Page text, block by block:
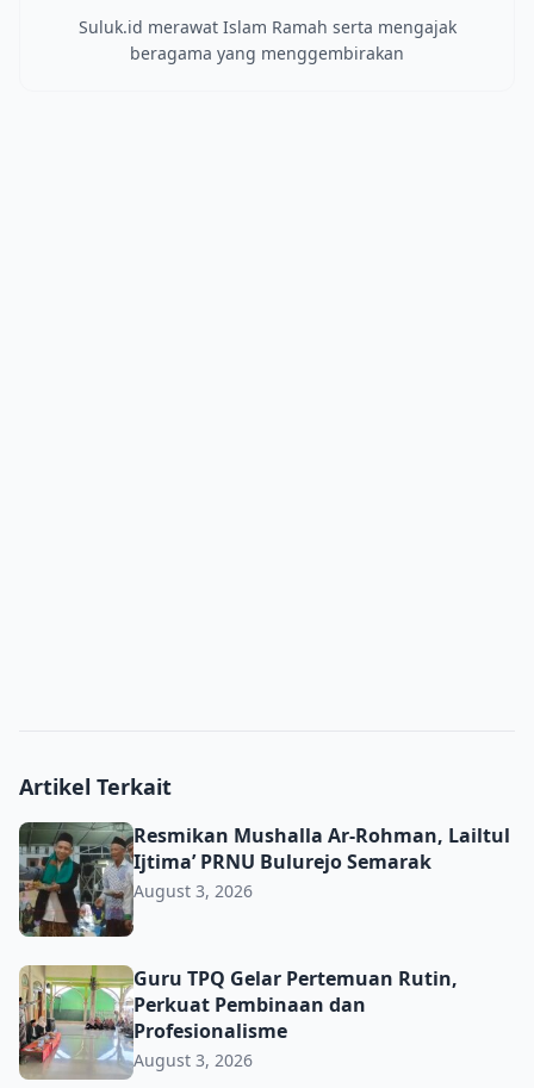
Suluk.id merawat Islam Ramah serta mengajak
beragama yang menggembirakan
Artikel Terkait
Resmikan Mushalla Ar-Rohman, Lailtul Ijtima’ PRNU
Resmikan Mushalla Ar-Rohman, Lailtul
Ijtima’ PRNU Bulurejo Semarak
August 3, 2026
Guru TPQ Gelar Pertemuan Rutin, Perkuat Pembinaan
Guru TPQ Gelar Pertemuan Rutin,
Perkuat Pembinaan dan
Profesionalisme
August 3, 2026